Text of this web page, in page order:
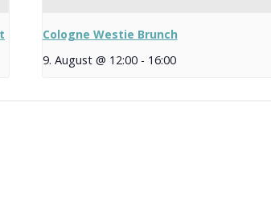
Cologne Westie Brunch
9. August @ 12:00 - 16:00